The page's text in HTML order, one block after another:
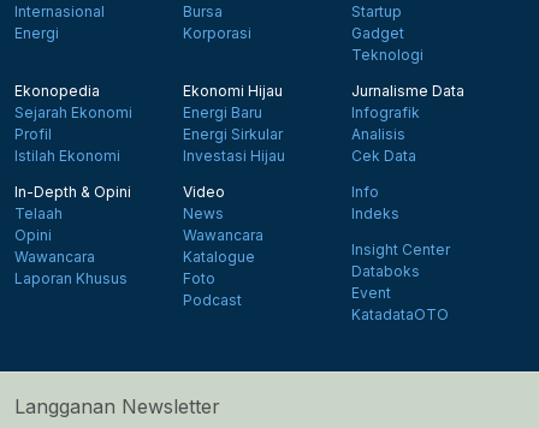
Internasional
Energi
Bursa
Korporasi
Startup
Gadget
Teknologi
Ekonopedia
Sejarah Ekonomi
Profil
Istilah Ekonomi
Ekonomi Hijau
Energi Baru
Energi Sirkular
Investasi Hijau
Jurnalisme Data
Infografik
Analisis
Cek Data
In-Depth & Opini
Telaah
Opini
Wawancara
Laporan Khusus
Video
News
Wawancara
Katalogue
Foto
Podcast
Info
Indeks
Insight Center
Databoks
Event
KatadataOTO
Langganan Newsletter